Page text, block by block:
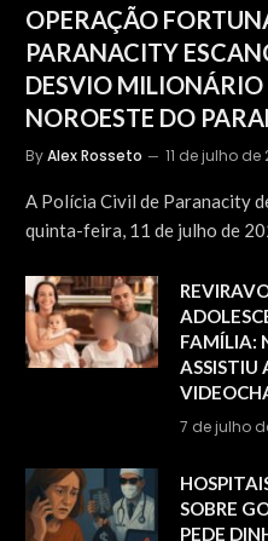
OPERAÇÃO
PARANACITY
DESVIO MILIONÁRIO
NOROESTE DO
ByAlex Rosseto 11 de julho de
A Polícia Civil de Paranacity
quinta-feira, 11 de julho de
FAMÍLIA:
ASSISTIU
7 de julho
SOBRE
PEDE